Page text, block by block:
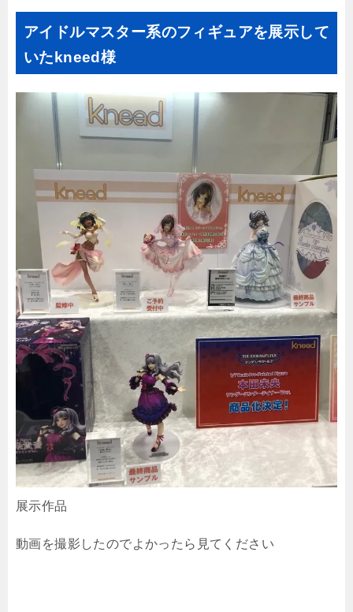
アイドルマスター系のフィギュアを展示して
いたkneed様
展示作品
動画を撮影したのでよかったら見てください